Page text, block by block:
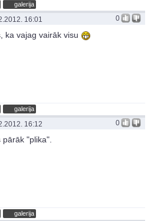
galerija
0
16:01
ka vajag vairāk visu
galerija
0
16:12
pārāk "plika".
galerija